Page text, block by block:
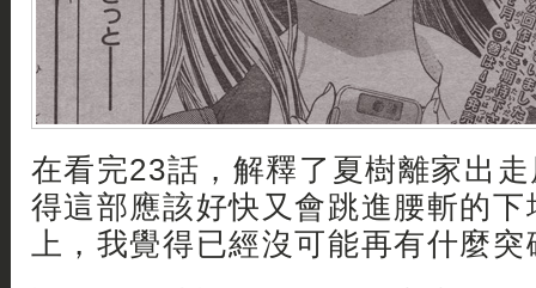
在看完23話，解釋了夏樹離家出
得這部應該好快又會跳進腰斬的
上，我覺得已經沒可能再有什麼